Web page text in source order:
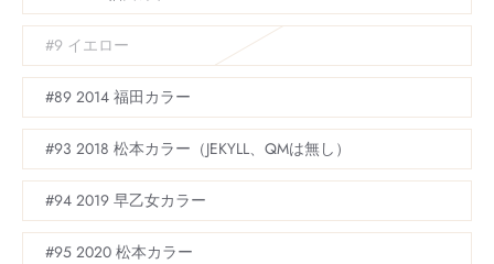
#9 イエロー
#89 2014 福田カラー
#93 2018 松本カラー（JEKYLL、QMは無し）
#94 2019 早乙女カラー
#95 2020 松本カラー